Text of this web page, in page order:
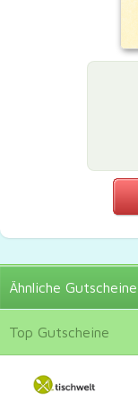
Ähnliche Gutscheine
Top Gutscheine